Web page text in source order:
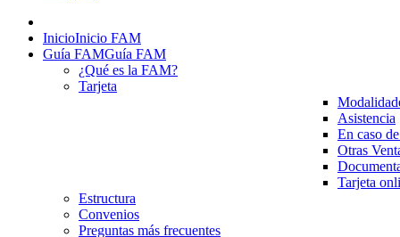
InicioInicio FAM
Guía FAMGuía FAM
¿Qué es la FAM?
Tarjeta
Asistencia
En caso
Otras
Tarjeta
Estructura
Convenios
Preguntas más frecuentes